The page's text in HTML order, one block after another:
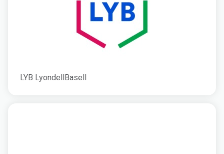
LYB LyondellBasell